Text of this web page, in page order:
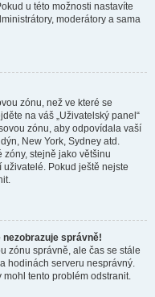
u této možnosti nastavíte
moderátory a sama
zónu, než ve které se
na váš „Uživatelský panel“
zónu, aby odpovídala vaší
New York, Sydney atd.
zóny, stejně jako většinu
Pokud ještě nejste
správně!
zónu správně, ale čas se stále
hodinách serveru nesprávný.
mohl tento problém odstranit.